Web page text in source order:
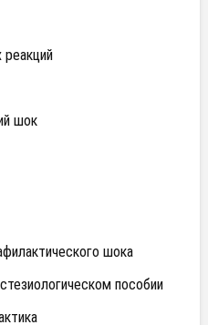
шок
шока
пособии